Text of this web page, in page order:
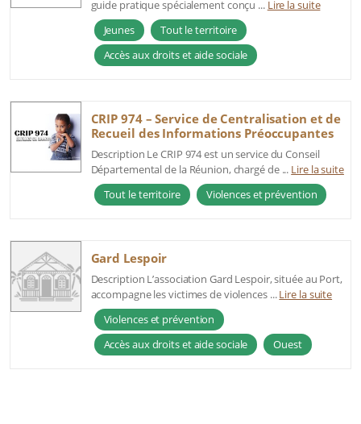
guide pratique spécialement conçu ... Lire la suite
Jeunes
Tout le territoire
Accès aux droits et aide sociale
CRIP 974 – Service de Centralisation et de
Recueil des Informations Préoccupantes
Description Le CRIP 974 est un service du Conseil
Départemental de la Réunion, chargé de ... Lire la suite
Tout le territoire
Violences et prévention
Gard Lespoir
Description L’association Gard Lespoir, située au Port,
accompagne les victimes de violences ...Lire la suite
Violences et prévention
Accès aux droits et aide sociale
Ouest